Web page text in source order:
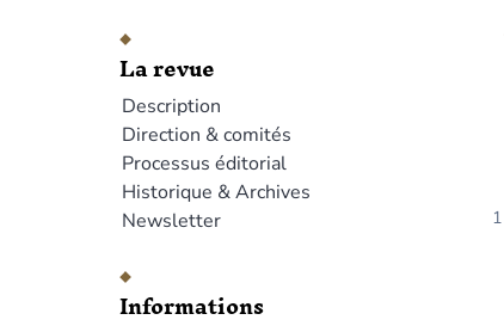
La revue
Description
Direction & comités
Processus éditorial
Historique & Archives
Newsletter
Informations